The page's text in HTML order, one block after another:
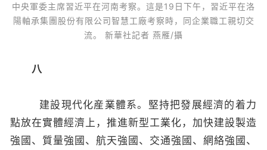
中央軍委主席習近平在河南考察。這是19日下午，習近平在洛
陽軸承集團股份有限公司智慧工廠考察時，同企業職工親切交
流。 新華社記者 燕雁/攝
八
建設現代化産業體系。堅持把發展經濟的着力
點放在實體經濟上，推進新型工業化，加快建設製造
強國、質量強國、航天強國、交通強國、網絡強國、